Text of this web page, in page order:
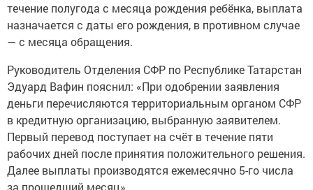
течение полугода с месяца рождения ребёнка, выплата
назначается с даты его рождения, в противном случае
— с месяца обращения.
Руководитель Отделения СФР по Республике Татарстан
Эдуард Вафин пояснил: «При одобрении заявления
деньги перечисляются территориальным органом СФР
в кредитную организацию, выбранную заявителем.
Первый перевод поступает на счёт в течение пяти
рабочих дней после принятия положительного решения.
Далее выплаты производятся ежемесячно 5-го числа
за прошедший месяц».